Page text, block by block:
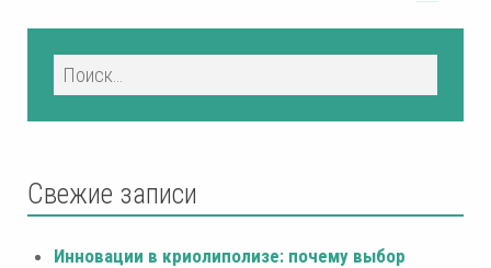
Свежие записи
Инновации в криолиполизе: почему выбор